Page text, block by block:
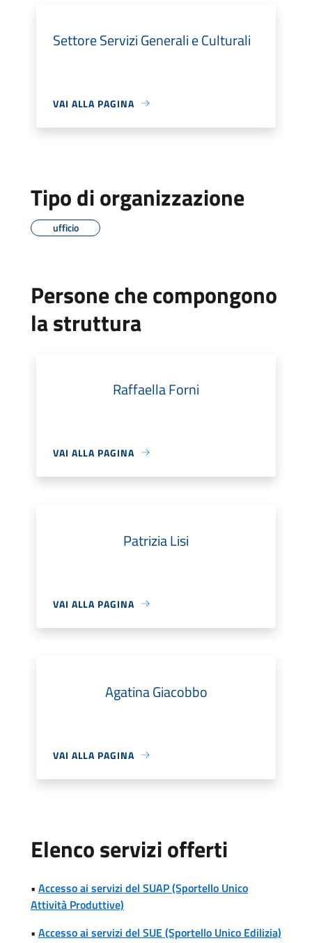
Settore Servizi Generali e Culturali
VAI ALLA PAGINA
Tipo di organizzazione
ufficio
Persone che compongono
la struttura
Raffaella Forni
VAI ALLA PAGINA
Patrizia Lisi
VAI ALLA PAGINA
Agatina Giacobbo
VAI ALLA PAGINA
Elenco servizi offerti
• Accesso ai servizi del SUAP (Sportello Unico
Attività Produttive)
• Accesso ai servizi del SUE (Sportello Unico Edilizia)